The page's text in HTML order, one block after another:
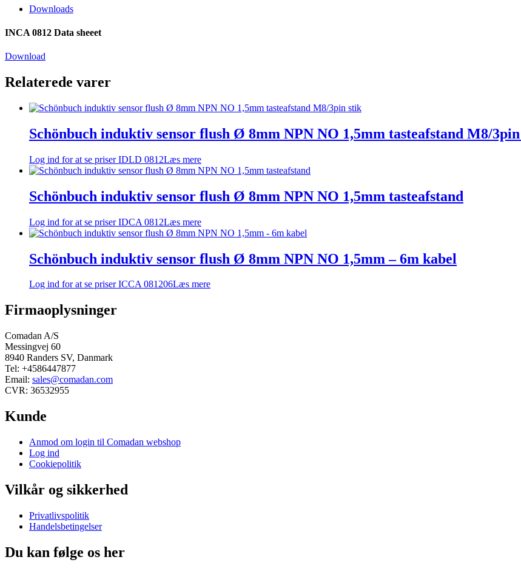
Downloads
INCA 0812 Data sheeet
Download
Relaterede varer
Schönbuch induktiv sensor flush Ø 8mm NPN NO 1,5mm tasteafstand M8/
Log ind for at se priserIDLD 0812Læs mere
Schönbuch induktiv sensor flush Ø 8mm NPN NO 1,5mm tasteafstand
Log ind for at se priserIDCA 0812Læs mere
Schönbuch induktiv sensor flush Ø 8mm NPN NO 1,5mm – 6m kabel
Log ind for at se priserICCA 081206Læs mere
Firmaoplysninger
Comadan A/S
Messingvej 60
8940 Randers SV, Danmark
Tel: +4586447877
Email: sales@comadan.com
CVR: 36532955
Kunde
Main
Menu
Anmod om login til Comadan webshop
Log ind
Cookiepolitik
Vilkår og sikkerhed
Main
Menu
Privatlivspolitik
Handelsbetingelser
Du kan følge os her